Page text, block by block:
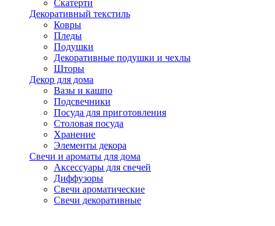
Скатерти
Декоративный текстиль
Ковры
Пледы
Подушки
Декоративные подушки и чехлы
Шторы
Декор для дома
Вазы и кашпо
Подсвечники
Посуда для приготовления
Столовая посуда
Хранение
Элементы декора
Свечи и ароматы для дома
Аксессуары для свечей
Диффузоры
Свечи ароматические
Свечи декоративные